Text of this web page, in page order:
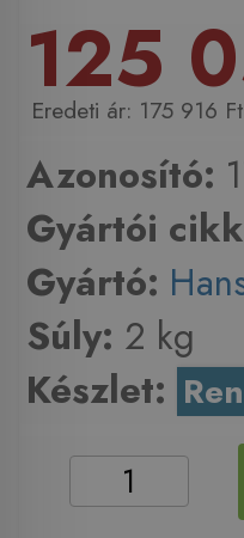
125175 916 Ft
Azonosító:
Gyártói
Gyártó:
Súly: 2 kg
Készlet: